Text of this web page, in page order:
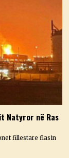
Natyror në Ras
fillestare flasin